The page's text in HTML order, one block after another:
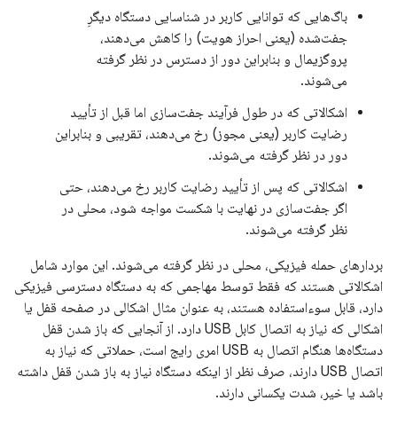
باگ‌هایی که توانایی کاربر در شناسایی دستگاه دیگرِ
جفت‌شده (یعنی احراز هویت) را کاهش می‌دهند،
پروگزیمال و بنابراین دور از دسترس در نظر گرفته
می‌شوند.
اشکالاتی که در طول فرآیند جفت‌سازی اما قبل از تأیید
رضایت کاربر (یعنی مجوز) رخ می‌دهند، تقریبی و بنابراین
دور در نظر گرفته می‌شوند.
اشکالاتی که پس از تأیید رضایت کاربر رخ می‌دهند، حتی
اگر جفت‌سازی در نهایت با شکست مواجه شود، محلی در
نظر گرفته می‌شوند.
بردارهای حمله فیزیکی، محلی در نظر گرفته می‌شوند. این موارد شامل
اشکالاتی هستند که فقط توسط مهاجمی که به دستگاه دسترسی فیزیکی
دارد، قابل سوءاستفاده هستند، به عنوان مثال اشکالی در صفحه قفل یا
اشکالی که نیاز به اتصال کابل USB دارد. از آنجایی که باز شدن قفل
دستگاه‌ها هنگام اتصال به USB امری رایج است، حملاتی که نیاز به
اتصال USB دارند، صرف نظر از اینکه دستگاه نیاز به باز شدن قفل داشته
باشد یا خیر، شدت یکسانی دارند.